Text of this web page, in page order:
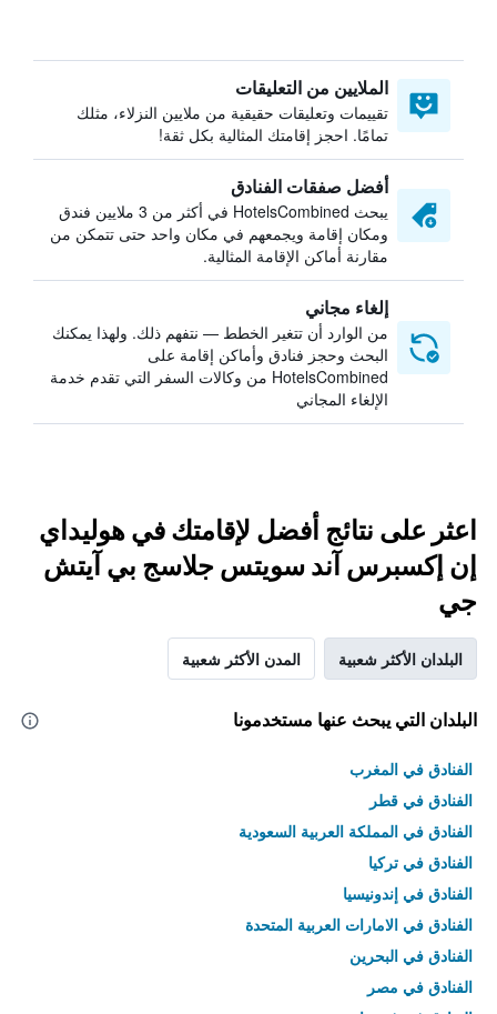
الملايين من التعليقات
تقييمات وتعليقات حقيقية من ملايين النزلاء، مثلك
تمامًا. احجز إقامتك المثالية بكل ثقة!
أفضل صفقات الفنادق
يبحث HotelsCombined في أكثر من 3 ملايين فندق
ومكان إقامة ويجمعهم في مكان واحد حتى تتمكن من
مقارنة أماكن الإقامة المثالية.
إلغاء مجاني
من الوارد أن تتغير الخطط — نتفهم ذلك. ولهذا يمكنك
البحث وحجز فنادق وأماكن إقامة على
HotelsCombined من وكالات السفر التي تقدم خدمة
الإلغاء المجاني
اعثر على نتائج أفضل لإقامتك في هوليداي
إن إكسبرس آند سويتس جلاسج بي آيتش
جي
البلدان الأكثر شعبية المدن الأكثر شعبية
البلدان التي يبحث عنها مستخدمونا
الفنادق في المغرب
الفنادق في قطر
الفنادق في المملكة العربية السعودية
الفنادق في تركيا
الفنادق في إندونيسيا
الفنادق في الامارات العربية المتحدة
الفنادق في البحرين
الفنادق في مصر